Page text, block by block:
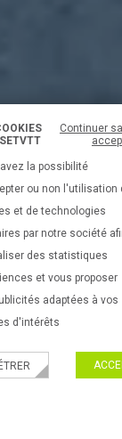
Continuer
la possibilité
ou non l'utilisation
et de technologies
par notre société
des statistiques
et vous proposer
adaptées à vos
d'intérêts
VÉLOS
EQUIPEMENTS